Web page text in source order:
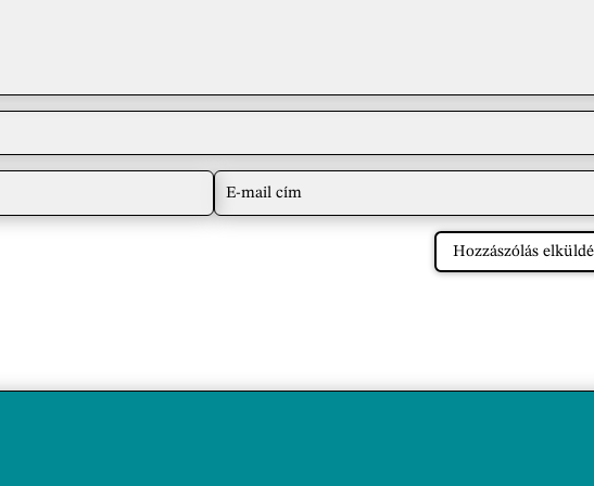
Hozzászólás